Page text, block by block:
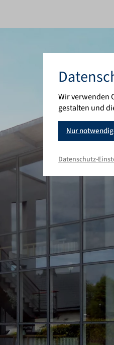
Dies
Wir verwenden
gestalten und
Nur
Datenschutz-